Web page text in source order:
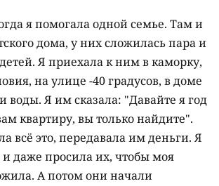
я помогала одной семье. Там и
дома, у них сложилась пара и
Я приехала к ним в каморку,
на улице -40 градусов, в доме
воды. Я им сказала: "Давайте я год
квартиру, вы только найдите".
всё это, передавала им деньги. Я
и даже просила их, чтобы моя
А потом они начали